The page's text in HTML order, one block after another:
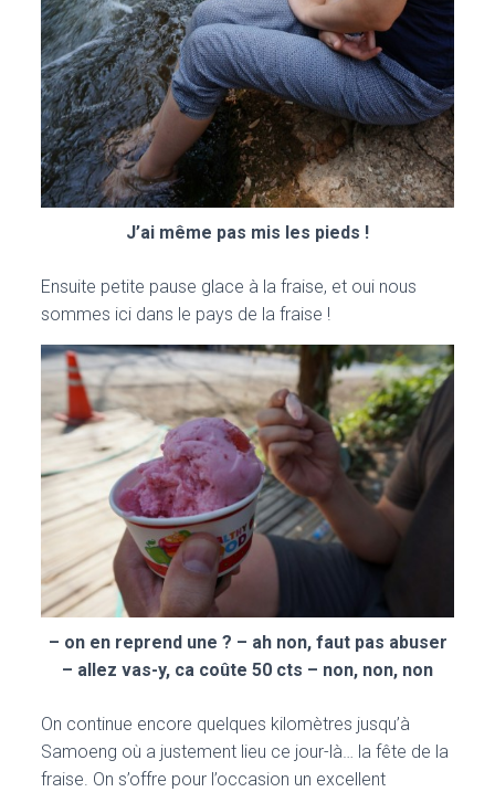
J’ai même pas mis les pieds !
Ensuite petite pause glace à la fraise, et oui nous
sommes ici dans le pays de la fraise !
– on en reprend une ? – ah non, faut pas abuser
– allez vas-y, ca coûte 50 cts – non, non, non
On continue encore quelques kilomètres jusqu’à
Samoeng où a justement lieu ce jour-là… la fête de la
fraise. On s’offre pour l’occasion un excellent